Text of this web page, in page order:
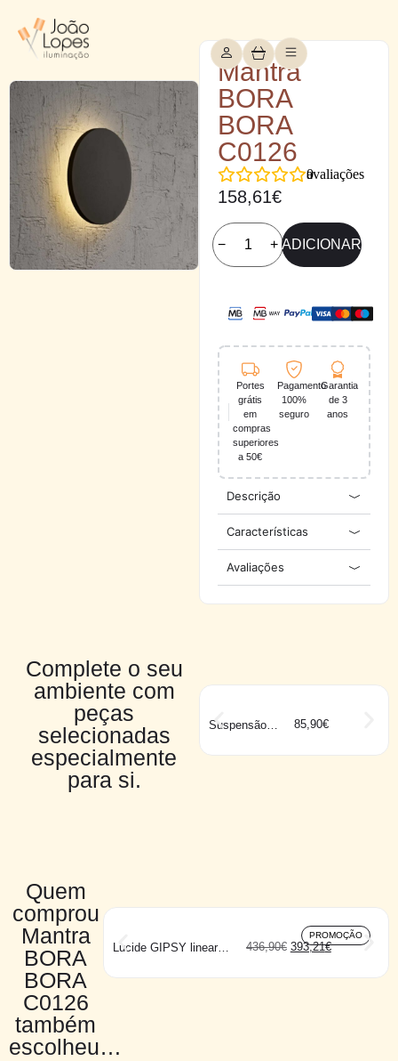
Mantra
BORA
BORA
C0126
0
avaliações
158,61€
− + ADICIONAR
Portes
grátis
em
compras
superiores
a 50€
Pagamento
100%
seguro
Garantia
de 3
anos
Descrição
Características
Avaliações
Complete o seu
ambiente com
peças
selecionadas
especialmente
para si.
Suspensão
85,90€
Quem
comprou
Mantra
BORA
BORA
C0126
também
escolheu…
PROMOÇÃO
Lucide GIPSY linear
436,90€ 393,21€